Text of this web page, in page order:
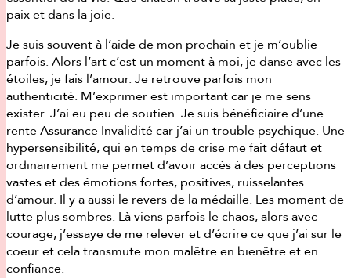
paix et dans la joie.
Je suis souvent à l’aide de mon prochain et je m’oublie
parfois. Alors l’art c’est un moment à moi, je danse avec les
étoiles, je fais l’amour. Je retrouve parfois mon
authenticité. M’exprimer est important car je me sens
exister. J’ai eu peu de soutien. Je suis bénéficiaire d’une
rente Assurance Invalidité car j’ai un trouble psychique. Une
hypersensibilité, qui en temps de crise me fait défaut et
ordinairement me permet d’avoir accès à des perceptions
vastes et des émotions fortes, positives, ruisselantes
d’amour. Il y a aussi le revers de la médaille. Les moment de
lutte plus sombres. Là viens parfois le chaos, alors avec
courage, j’essaye de me relever et d’écrire ce que j’ai sur le
coeur et cela transmute mon malêtre en bienêtre et en
confiance.